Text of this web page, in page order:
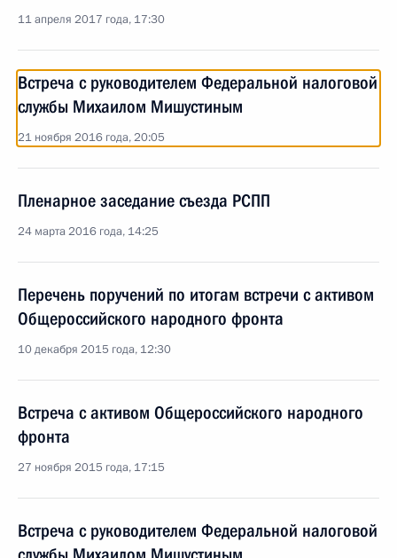
11 апреля 2017 года, 17:30
Встреча с руководителем Федеральной налоговой
службы Михаилом Мишустиным
21 ноября 2016 года, 20:05
Пленарное заседание съезда РСПП
24 марта 2016 года, 14:25
Перечень поручений по итогам встречи с активом
Общероссийского народного фронта
10 декабря 2015 года, 12:30
Встреча с активом Общероссийского народного
фронта
27 ноября 2015 года, 17:15
Встреча с руководителем Федеральной налоговой